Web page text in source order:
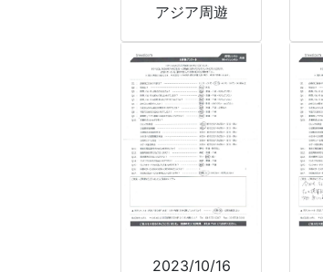
アジア周遊
2023/10/16